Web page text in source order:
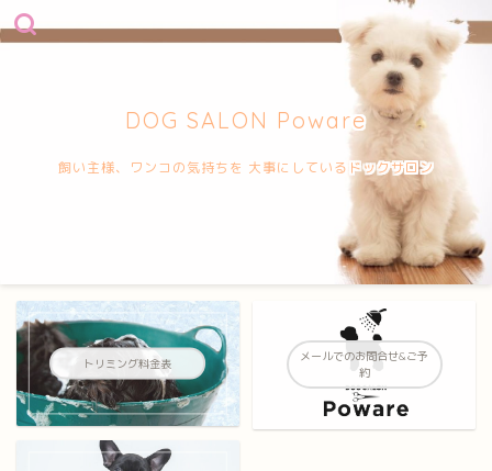
DOG SALON Poware
飼い主様、ワンコの気持ちを 大事にしているドックサロン
トリミング料金表
メールでのお問合せ&ご予
約